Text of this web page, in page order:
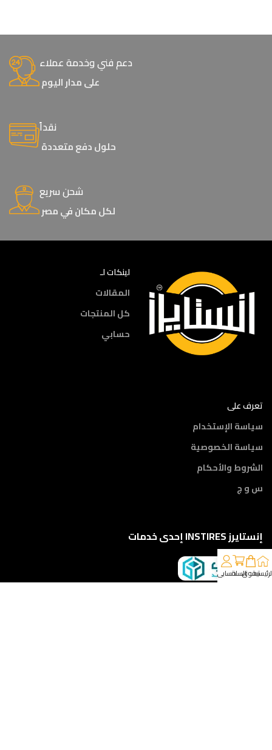
دعم فني وخدمة عملاء
على مدار اليوم
نقداً
حلول دفع متعددة
شحن سريع
لكل مكان في مصر
لينكات لـ
المقالات
كل المنتجات
حسابي
تعرف على
سياسة الإستخدام
سياسة الخصوصية
الشروط والأحكام
س و ج
إنستايرز INSTIRES إحدى خدمات
تسوقالسلةحسابي